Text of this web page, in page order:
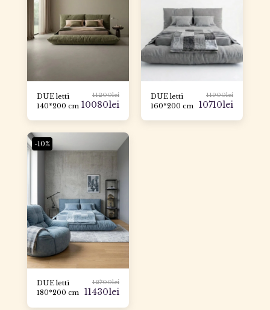
DUE letti
140*200 cm
11200lei
10080lei
DUE letti
160*200 cm
11900lei
10710lei
-10%
DUE letti
180*200 cm
12700lei
11430lei